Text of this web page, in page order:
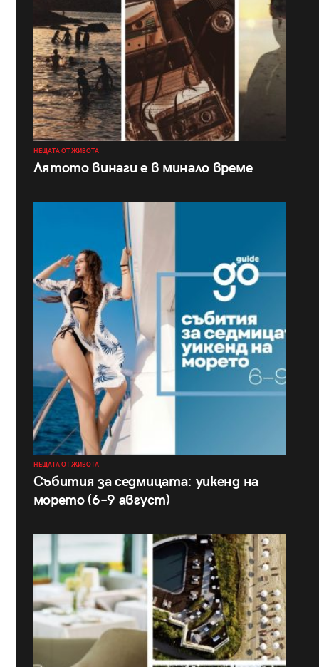
НЕЩАТА ОТ ЖИВОТА
Лятото винаги е в минало време
НЕЩАТА ОТ ЖИВОТА
Събития за седмицата: уикенд на
морето (6–9 август)